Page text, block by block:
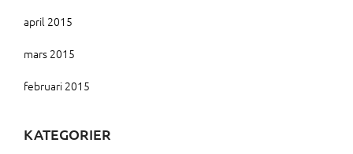
april 2015
mars 2015
februari 2015
KATEGORIER